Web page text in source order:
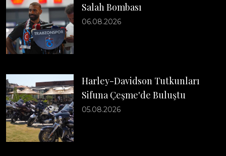
Salah Bombası
06.08.2026
Harley-Davidson Tutkunları
Sifuna Çeşme'de Buluştu
05.08.2026